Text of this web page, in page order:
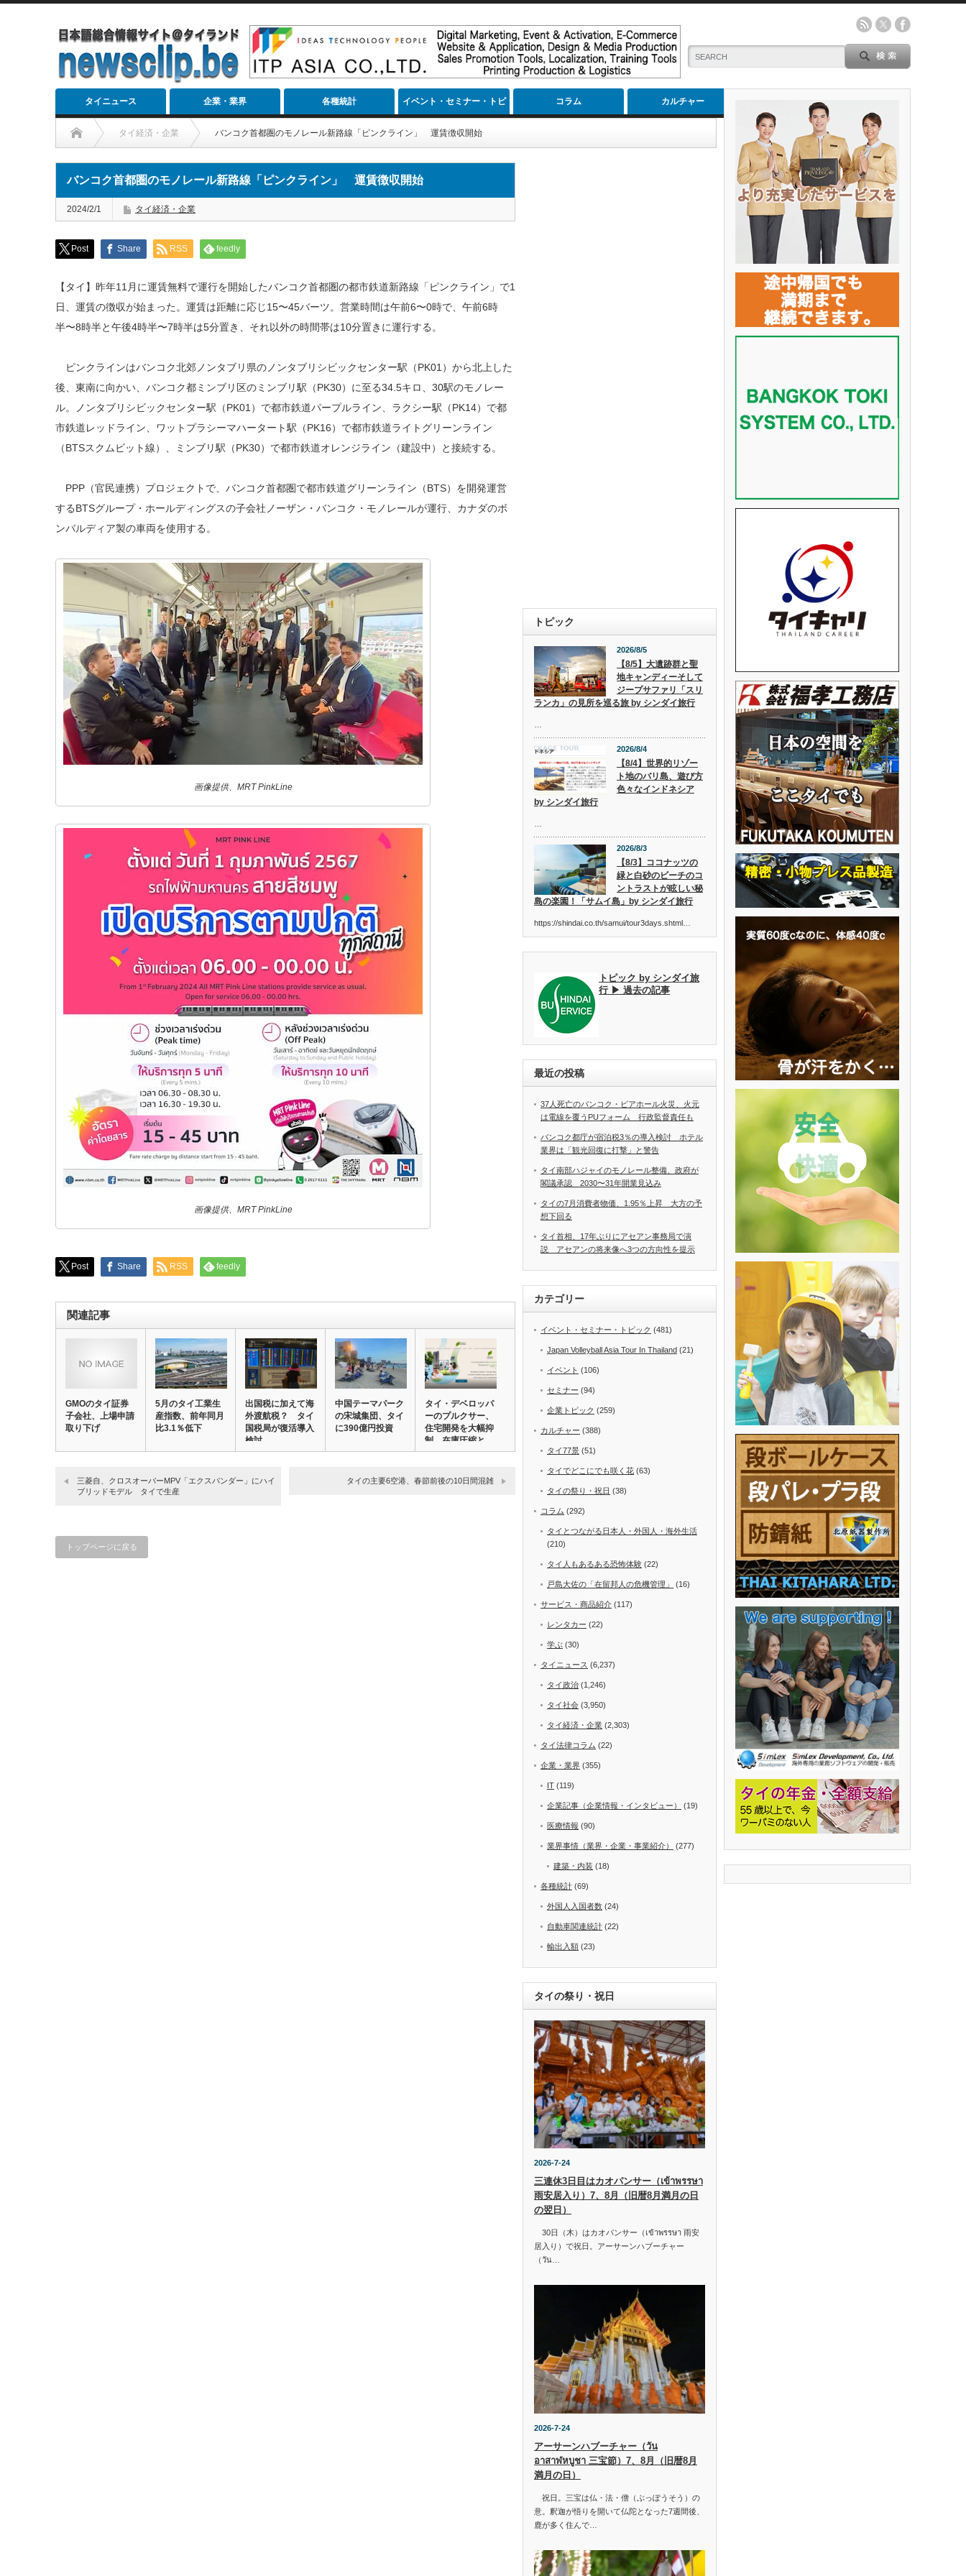
タイニュース 企業・業界 各種統計 イベント・セミナー・トピ
ック
コラム カルチャー
タイ経済・企業 バンコク首都圏のモノレール新路線「ピンクライン」 運賃徴収開始
バンコク首都圏のモノレール新路線「ピンクライン」 運賃徴収開始
2024/2/1 タイ経済・企業
Post Share RSS feedly
【タイ】昨年11月に運賃無料で運行を開始したバンコク首都圏の都市鉄道新路線「ピンクライン」で1
日、運賃の徴収が始まった。運賃は距離に応じ15〜45バーツ。営業時間は午前6〜0時で、午前6時
半〜8時半と午後4時半〜7時半は5分置き、それ以外の時間帯は10分置きに運行する。
ピンクラインはバンコク北郊ノンタブリ県のノンタブリシビックセンター駅（PK01）から北上した
後、東南に向かい、バンコク都ミンブリ区のミンブリ駅（PK30）に至る34.5キロ、30駅のモノレー
ル。ノンタブリシビックセンター駅（PK01）で都市鉄道パープルライン、ラクシー駅（PK14）で都
市鉄道レッドライン、ワットプラシーマハータート駅（PK16）で都市鉄道ライトグリーンライン
（BTSスクムビット線）、ミンブリ駅（PK30）で都市鉄道オレンジライン（建設中）と接続する。
PPP（官民連携）プロジェクトで、バンコク首都圏で都市鉄道グリーンライン（BTS）を開発運営
するBTSグループ・ホールディングスの子会社ノーザン・バンコク・モノレールが運行、カナダのボ
ンバルディア製の車両を使用する。
画像提供、MRT PinkLine
画像提供、MRT PinkLine
Post Share RSS feedly
関連記事
GMOのタイ証券
子会社、上場申請
取り下げ
5月のタイ工業生
産指数、前年同月
比3.1％低下
出国税に加えて海
外渡航税？ タイ
国税局が復活導入
検討
中国テーマパーク
の宋城集団、タイ
に390億円投資
タイ・デベロッパ
ーのプルクサー、
住宅開発を大幅抑
制 在庫圧縮と
安…
三菱自、クロスオーバーMPV「エクスパンダー」にハイ
ブリッドモデル タイで生産
タイの主要6空港、春節前後の10日間混雑
トップページに戻る
トピック
2026/8/5
【8/5】大遺跡群と聖
地キャンディーそして
ジープサファリ「スリ
ランカ」の見所を巡る旅 by シンダイ旅行
2026/8/4
【8/4】世界的リゾー
ト地のバリ島、遊び方
色々なインドネシア
by シンダイ旅行
2026/8/3
【8/3】ココナッツの
緑と白砂のビーチのコ
ントラストが眩しい秘
島の楽園！「サムイ島」by シンダイ旅行
https://shindai.co.th/samui/tour3days.shtml…
トピック by シンダイ旅
行 ▶ 過去の記事
最近の投稿
37人死亡のバンコク・ビアホール火災、火元
は電線を覆うPUフォーム 行政監督責任も
バンコク都庁が宿泊税3％の導入検討 ホテル
業界は「観光回復に打撃」と警告
タイ南部ハジャイのモノレール整備、政府が
閣議承認 2030〜31年開業見込み
タイの7月消費者物価、1.95％上昇 大方の予
想下回る
タイ首相、17年ぶりにアセアン事務局で演
説 アセアンの将来像へ3つの方向性を提示
カテゴリー
イベント・セミナー・トピック (481)
Japan Volleyball Asia Tour In Thailand (21)
イベント (106)
セミナー (94)
企業トピック (259)
カルチャー (388)
タイ77景 (51)
タイでどこにでも咲く花 (63)
タイの祭り・祝日 (38)
コラム (292)
タイとつながる日本人・外国人・海外生活
(210)
タイ人もあるある恐怖体験 (22)
戸島大佐の「在留邦人の危機管理」 (16)
サービス・商品紹介 (117)
レンタカー (22)
学ぶ (30)
タイニュース (6,237)
タイ政治 (1,246)
タイ社会 (3,950)
タイ経済・企業 (2,303)
タイ法律コラム (22)
企業・業界 (355)
IT (119)
企業記事（企業情報・インタビュー） (19)
医療情報 (90)
業界事情（業界・企業・事業紹介） (277)
建築・内装 (18)
各種統計 (69)
外国人入国者数 (24)
自動車関連統計 (22)
輸出入額 (23)
タイの祭り・祝日
2026-7-24
三連休3日目はカオパンサー（เข้าพรรษา
雨安居入り）7、8月（旧暦8月満月の日
の翌日）
30日（木）はカオパンサー（เข้าพรรษา 雨安
居入り）で祝日。アーサーンハブーチャー
（วัน…
2026-7-24
アーサーンハブーチャー（วัน
อาสาฬหบูชา 三宝節）7、8月（旧暦8月
満月の日）
祝日。三宝は仏・法・僧（ぶっぽうそう）の
意。釈迦が悟りを開いて仏陀となった7週間後、
鹿が多く住んで…